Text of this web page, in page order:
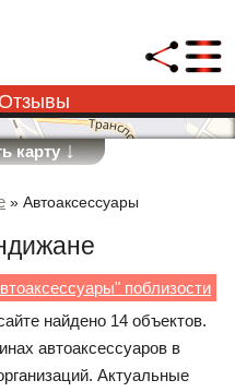
Отзывы
карту↓
» Автоаксессуары
поблизости
найдено 14 объектов.
автоаксессуаров в
Актуальные